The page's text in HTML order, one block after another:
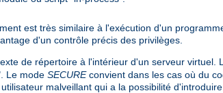
est très similaire à l'exécution d'un
d'un contrôle précis des privilèges.
de répertoire à l'intérieur d'un serveur virtuel.
Le mode SECUREconvient dans les cas où du
malveillant qui a la possibilité